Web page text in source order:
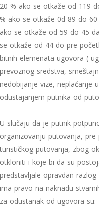
20 % ako se otkaže od 119
% ako se otkaže 0d 89 do
ako se otkaže od 59 do 45
se otkaže od 44 do pre
bitnih elemenata ugovora (
prevoznog sredstva,
nedobijanje vize, neplaćanje
odustajanjem putnika od
U slučaju da je putnik
organizovanju putovanja,
turističkog putovanja, zbog
otkloniti i koje bi da su
predstavljale opravdan
ima pravo na naknadu
za odustanak od ugovora su: